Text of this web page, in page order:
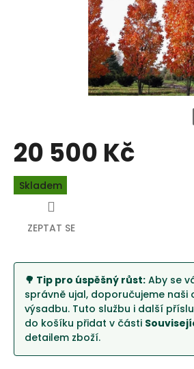
20 500 Kč
Měrná
cena:
Skladem
🌳 Tip pro úspěšný růst: Aby se
správně ujal, doporučujeme naši
výsadbu. Tuto službu i další
do košíku přidat v části
detailem zboží.
ZEPTAT SE